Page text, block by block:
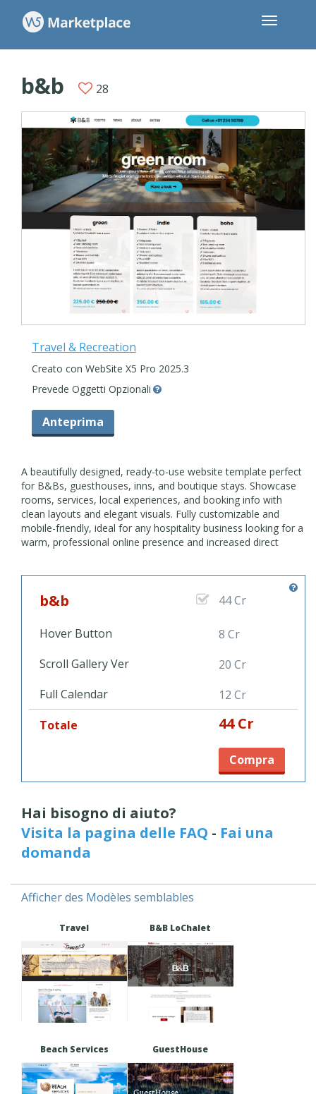
b&b 28
Travel & Recreation
Creato con WebSite X5 Pro 2025.3
Prevede Oggetti Opzionali
Anteprima
A beautifully designed, ready-to-use website template perfect
for B&Bs, guesthouses, inns, and boutique stays. Showcase
rooms, services, local experiences, and booking info with
clean layouts and elegant visuals. Fully customizable and
mobile-friendly, ideal for any hospitality business looking for a
warm, professional online presence and increased direct
b&b 44 Cr
Hover Button
8 Cr
Scroll Gallery Ver
20 Cr
Full Calendar
12 Cr
Totale
44 Cr
Compra
Hai bisogno di aiuto?
Visita la pagina delle FAQ - Fai una
domanda
Afficher des Modèles semblables
Travel B&B LoChalet
Beach Services GuestHouse